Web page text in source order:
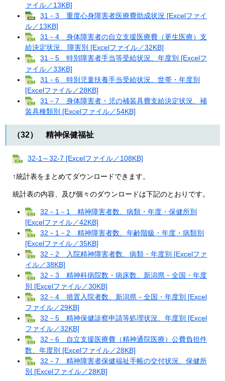
ァイル／13KB]
31－3 重度心身障害者医療費助成状況 [Excelファイ
ル／13KB]
31－4 身体障害者の自立支援医療費（更生医療）支
給決定状況、障害別 [Excelファイル／32KB]
31－5 特別障害者手当等受給状況、年度別 [Excelフ
ァイル／33KB]
31－6 特別児童扶養手当受給状況、世帯・年度別
[Excelファイル／28KB]
31－7 身体障害者・児の補装具費支給決定状況、補
装具種類別 [Excelファイル／54KB]
（32） 精神保健福祉
32-1～32-7 [Excelファイル／108KB]
↑統計表をまとめてダウンロードできます。
統計表の内容、及び個々のダウンロードは下記のとおりです。
32－1－1 精神障害者数、病類・年度・保健所別
[Excelファイル／42KB]
32－1－2 精神障害者数、年齢階級・年度・病類別
[Excelファイル／35KB]
32－2 入院精神障害者数、病類・年度別 [Excelファ
イル／38KB]
32－3 精神科病院数・病床数、新潟県－全国・年度
別 [Excelファイル／30KB]
32－4 措置入院者数、新潟県－全国・年度別 [Excel
ファイル／29KB]
32－5 精神保健診察申請等処理状況、年度別 [Excel
ファイル／32KB]
32－6 自立支援医療費（精神通院医療）公費負担件
数、年度別 [Excelファイル／28KB]
32－7 精神障害者保健福祉手帳の交付状況、保健所
別 [Excelファイル／28KB]